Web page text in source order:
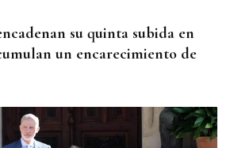
su quinta subida en
un encarecimiento de